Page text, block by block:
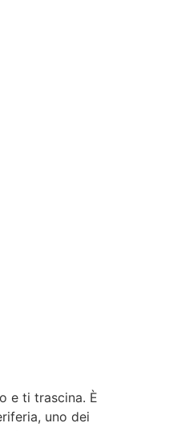
e ti trascina. È
uno dei